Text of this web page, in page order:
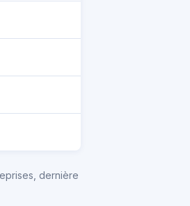
dernière